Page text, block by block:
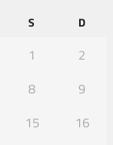
S D
1
2
8
9
15
16